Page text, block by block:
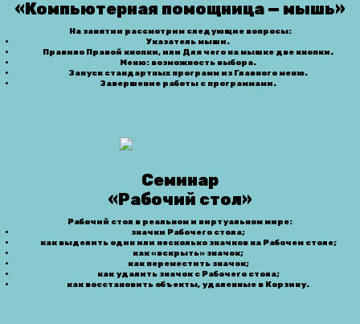
«Компьютерная помощница — мышь»
На занятии рассмотрим следующие вопросы:
Указатель мыши.
Правило Правой кнопки, или Для чего на мышке две кнопки.
Меню: возможность выбора.
Запуск стандартных программ из Главного меню.
Завершение работы с программами.
Семинар
«Рабочий стол»
Рабочий стол в реальном и виртуальном мире:
значки Рабочего стола;
как выделить один или несколько значков на Рабочем столе;
как «вскрыть» значок;
как переместить значок;
как удалить значок с Рабочего стола;
как восстановить объекты, удаленные в Корзину.